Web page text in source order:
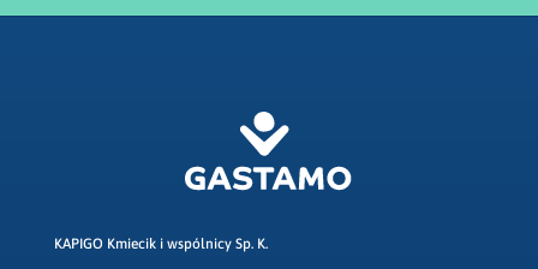
KAPIGO Kmiecik i wspólnicy Sp. K.